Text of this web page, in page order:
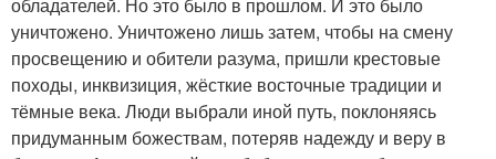
уничтожено. Уничтожено лишь затем, чтобы на смену
просвещению и обители разума, пришли крестовые
походы, инквизиция, жёсткие восточные традиции и
тёмные века. Люди выбрали иной путь, поклоняясь
придуманным божествам, потеряв надежду и веру в